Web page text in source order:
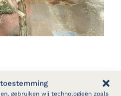
gebruiken wij technologieën zoals